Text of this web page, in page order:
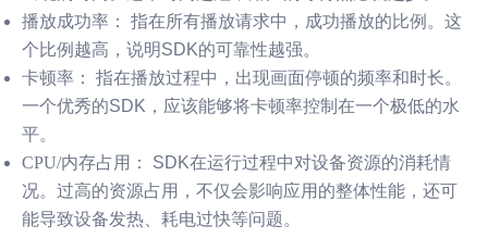
播放成功率：
指在所有播放请求中，成功播放的比例。这
个比例越高，说明SDK的可靠性越强。
卡顿率：
指在播放过程中，出现画面停顿的频率和时长。
一个优秀的SDK，应该能够将卡顿率控制在一个极低的水
平。
CPU/内存占用：
SDK在运行过程中对设备资源的消耗情
况。过高的资源占用，不仅会影响应用的整体性能，还可
能导致设备发热、耗电过快等问题。